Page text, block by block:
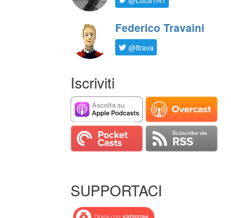
Federico Travaini
@ftrava
Iscriviti
SUPPORTACI